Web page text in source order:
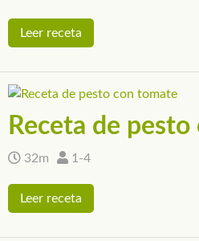
Leer receta
Receta de
32m 1-4
Leer receta